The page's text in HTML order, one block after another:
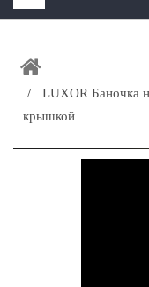
ЗАКАЗАТЬ РАСЧЕТ КУХНИ
LUXOR Баночка
крышкой